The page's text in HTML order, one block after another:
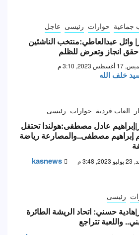
جماعية حوارات رئيسى عاجل
وائل عبدالعاطي:منتخب الناشئين
حقق انجاز وتعرض للظلم
2023, 3:10 م
خلف الله
العاب فردية حوارات رئيسى
عادل مصطفى:هولندا تحتفل
إبراهيم مصطفى..والمصارعة رياضة
3:48 م kasnews
رئيسى
حسني: اتحاد الريشة الطائرة
واللعبة تتراجع